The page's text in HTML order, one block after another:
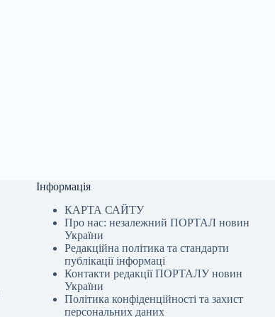
Інформація
КАРТА САЙТУ
Про нас: незалежний ПОРТАЛ новин
України
Редакційна політика та стандарти
публікації інформаці
Контакти редакції ПОРТАЛУ новин
України
Політика конфіденційності та захист
персональних даних